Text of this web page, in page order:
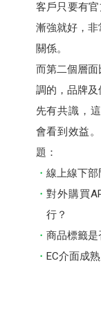
客戶只要有
漸強就好，
關係。
而第二個層
調的，品牌
先有共識，
會看到效益
題：
線上線下部
對外購買
行？
商品標籤是
EC介面成